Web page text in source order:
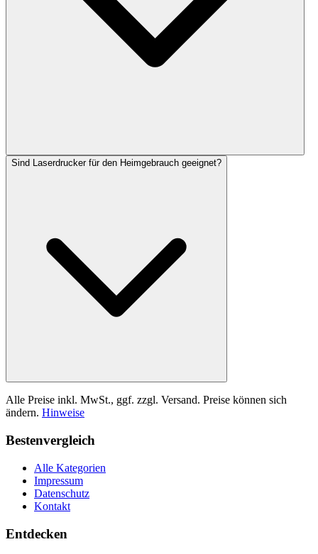
Sind Laserdrucker für den Heimgebrauch geeignet?
Alle Preise inkl. MwSt., ggf. zzgl. Versand. Preise können sich
ändern. Hinweise
Bestenvergleich
Alle Kategorien
Impressum
Datenschutz
Kontakt
Entdecken